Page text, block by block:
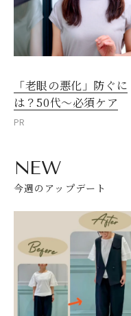
「老眼の悪化」防ぐに
は？50代～必須ケア
PR
NEW
今週のアップデート